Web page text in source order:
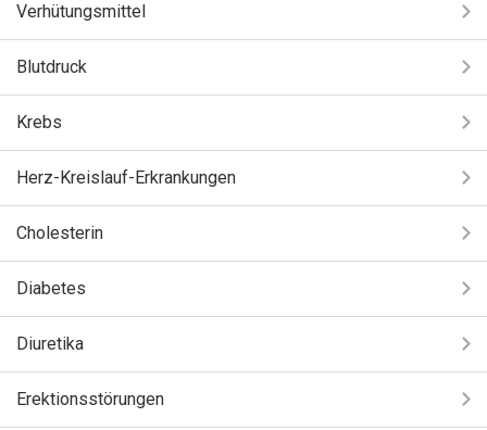
Verhütungsmittel
Blutdruck
Krebs
Herz-Kreislauf-Erkrankungen
Cholesterin
Diabetes
Diuretika
Erektionsstörungen